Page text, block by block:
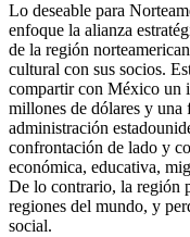
Lo deseable para
enfoque la alianza
de la región
cultural con sus socios.
compartir con México un
millones de dólares y
administración
confrontación de lado y
económica, educativa,
De lo contrario, la región
regiones del mundo, y
social.